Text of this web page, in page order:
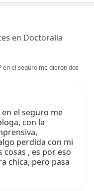
en Doctoralia
en el seguro me dieron dos
el seguro me
con la
perdida con mi
cosas , es por eso
chica, pero pasa